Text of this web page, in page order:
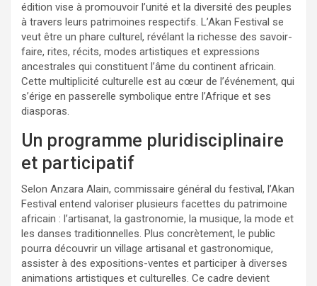
édition vise à promouvoir l’unité et la diversité des peuples
à travers leurs patrimoines respectifs. L’Akan Festival se
veut être un phare culturel, révélant la richesse des savoir-
faire, rites, récits, modes artistiques et expressions
ancestrales qui constituent l’âme du continent africain.
Cette multiplicité culturelle est au cœur de l’événement, qui
s’érige en passerelle symbolique entre l’Afrique et ses
diasporas.
Un programme pluridisciplinaire
et participatif
Selon Anzara Alain, commissaire général du festival, l’Akan
Festival entend valoriser plusieurs facettes du patrimoine
africain : l’artisanat, la gastronomie, la musique, la mode et
les danses traditionnelles. Plus concrètement, le public
pourra découvrir un village artisanal et gastronomique,
assister à des expositions-ventes et participer à diverses
animations artistiques et culturelles. Ce cadre devient